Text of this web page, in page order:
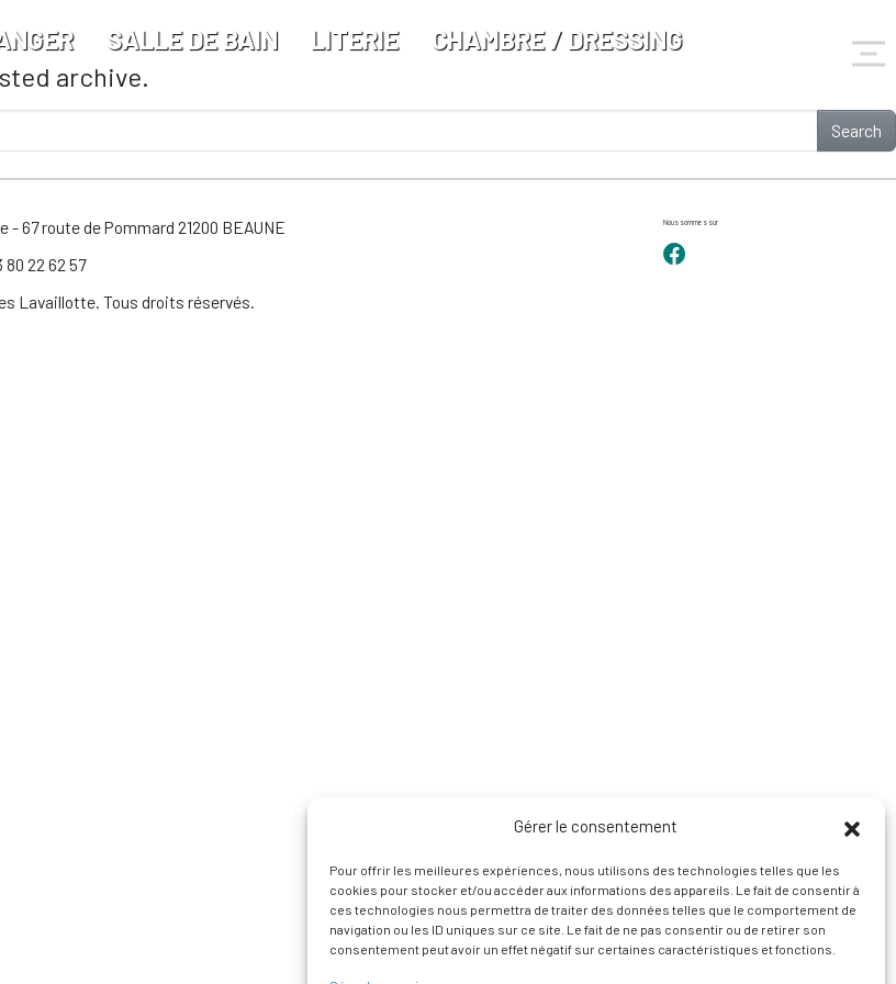
Gérer le consentement
Pour offrir les meilleures expériences, nous utilisons des technologies telles que les
cookies pour stocker et/ou accéder aux informations des appareils. Le fait de consentir à
ces technologies nous permettra de traiter des données telles que le comportement de
navigation ou les ID uniques sur ce site. Le fait de ne pas consentir ou de retirer son
consentement peut avoir un effet négatif sur certaines caractéristiques et fonctions.
SALLE DE BAIN LITERIE CHAMBRE / DRESSING
archive.
Search
67 route de Pommard 21200 BEAUNE
80 22 62 57
Lavaillotte. Tous droits réservés.
Nous sommes sur